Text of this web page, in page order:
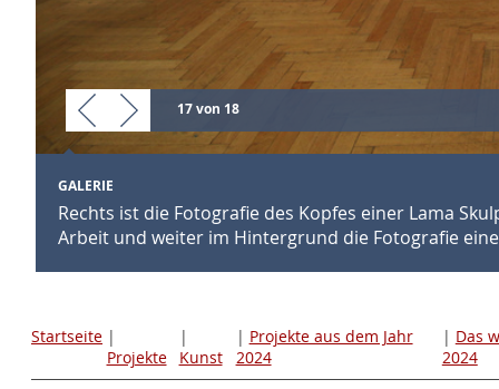
17 von 18
GALERIE
Rechts ist die Fotografie des Kopfes einer Lama
Arbeit und weiter im Hintergrund die Fotografie
Startseite |
Projekte
|
Kunst
| Projekte aus dem Jahr
2024
| Das
2024